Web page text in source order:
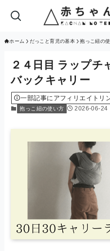
ホーム だっこと育児の基本 抱っこ紐の
２４日目 ラップ
バックキャリー
一部記事にアフィリエイトリ
抱っこ紐の使い方 2026-06-24